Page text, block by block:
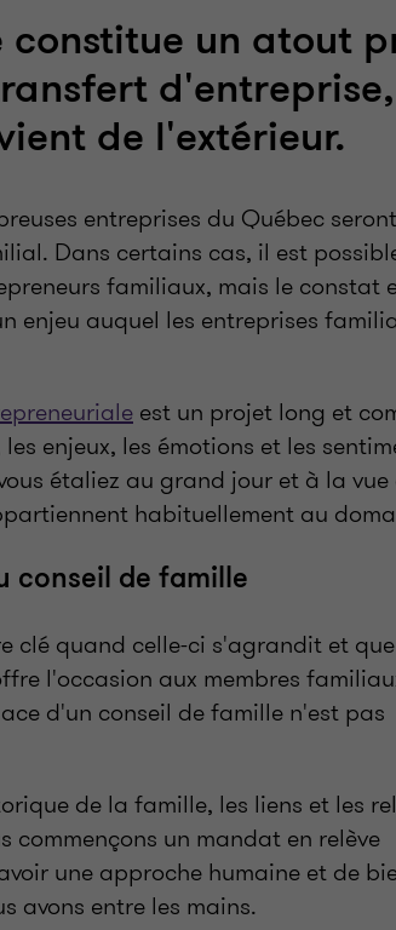
un atout
de l'extérieur.
entreprises du Québec
Dans certains cas, il est
familiaux, mais le constat
enjeu auquel les entreprises
est un projet long et
enjeux, les émotions et les
étaliez au grand jour et à la vue
habituellement au
conseil de famille
clé quand celle-ci s'agrandit et
l'occasion aux membres
d'un conseil de famille n'est pas
de la famille, les liens et les
commençons un mandat en relève
une approche humaine et de
avons entre les mains.